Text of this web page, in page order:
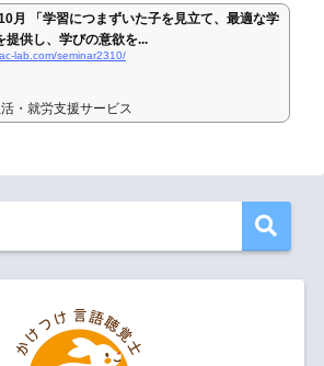
月 「学習につまずいた子を見立て、最適な学
提供し、学びの意欲を...
lab.com/seminar2310/
・就労支援サービス